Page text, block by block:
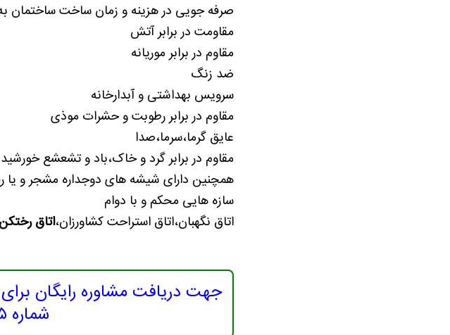
صرفه جویی در هزینه و زمان ساخت ساختمان
مقاومت در برابر آتش
مقاوم در برابر موریانه
ضد زنگ
سرویس بهداشتی و آبدارخانه
مقاوم در برابر رطوبت و حشرات موذی
عایق گرما،سرما،صدا
مقاوم در برابر گرد و خاک،باد و تشعشع خورشید
همچنین دارای شیشه های دوجداره مشجر و یا
سازه هایی محکم و با دوام
اتاق نگهبان،اتاق استراحت کشاورزان،اتاق رختکن
جهت دریافت مشاوره رایگان برای
شماره ۷۰۵ ۲۲ ۲۲ ۰۹۰۱ تماس حاصل نمایید.